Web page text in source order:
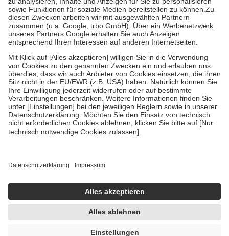
Bei Heilmitteln und häuslicher Krankenpflege beträgt die
Zuzahlung zehn Prozent der Kosten sowie zehn Euro je
Verordnung.
Um das Engagement der Versicherten für ihre eigene Gesundheit zu
stärken und die besondere Stellung der Familie zu unterstützen,
fallenkeine Zuzahlungenan bei:
• Kindern und Jugendlichen bis zum vollendeten 18. Lebensjahr
mit Ausnahme der Fahrkosten
• Untersuchungen zur Vorsorge und Früherkennung, die von der
GKV getragen werden
• empfohlenen Schutzimpfungen
• Harn- und Blutteststreifen
getroffen, um sicherzustellen, dass es sich um echte Bewertungen
https://help.etrusted.com/hc/de/articles/4419944605341
Einige Bilder und Inhalte wurden unter Zuhilfenahme künstlicher